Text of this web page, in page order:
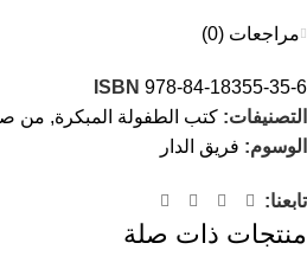
مراجعات (0)
ISBN 978-84-18355-35-6
التصنيفات: كتب الطفولة المبكرة, من
الوسوم: فريق الدار
تابعنا:
منتجات ذات صلة